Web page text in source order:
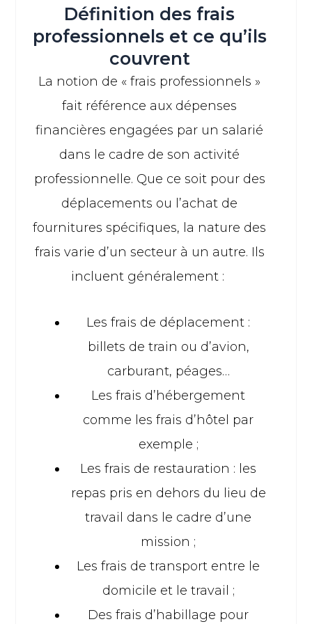
Définition des frais
professionnels et ce qu’ils
couvrent
La notion de « frais professionnels »
fait référence aux dépenses
financières engagées par un salarié
dans le cadre de son activité
professionnelle. Que ce soit pour des
déplacements ou l’achat de
fournitures spécifiques, la nature des
frais varie d’un secteur à un autre. Ils
incluent généralement :
Les frais de déplacement :
billets de train ou d’avion,
carburant, péages…
Les frais d’hébergement
comme les frais d’hôtel par
exemple ;
Les frais de restauration : les
repas pris en dehors du lieu de
travail dans le cadre d’une
mission ;
Les frais de transport entre le
domicile et le travail ;
Des frais d’habillage pour